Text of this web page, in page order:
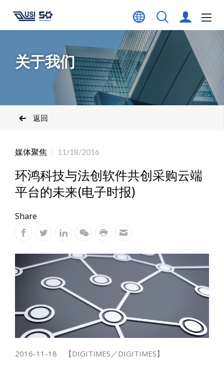
关于我们
返回
媒体聚焦 11/18/2016
环鸿科技与法创软件共创采购云端
平台的未来(电子时报)
Share
2016-11-18 【DIGITIMES ／DIGITIMES】